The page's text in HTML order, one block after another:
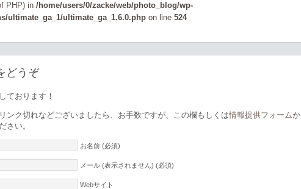
PHP) in /home/users/0/zacke/web/photo_blog/wp-
ultimate_ga_1/ultimate_ga_1.6.0.php on line 524
どうぞ
ております！
ンク切れなどございましたら、お手数ですが、この欄もしくは情報提供フォームか
さい。
お名前 (必須)
メール (表示されません) (必須)
Webサイト